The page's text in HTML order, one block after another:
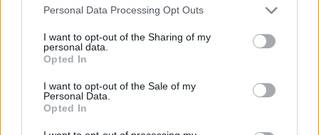
Please note that this website/app uses one or more Google
not limited to your visit or usage behaviour. You may click to
grant or deny consent to Google and its third-party tags to
use your data for below specified purposes in below Google
consent section.
Personal Data Processing Opt Outs
I want to opt-out of the Sharing of my
personal data.
Opted In
I want to opt-out of the Sale of my
Personal Data.
Opted In
Nem indult nyugodtan a szerda reggel Szolnokon, ugyanis
egy nagy kiterjedésű tűzeset miatt több egységnek is...
Kék hírek